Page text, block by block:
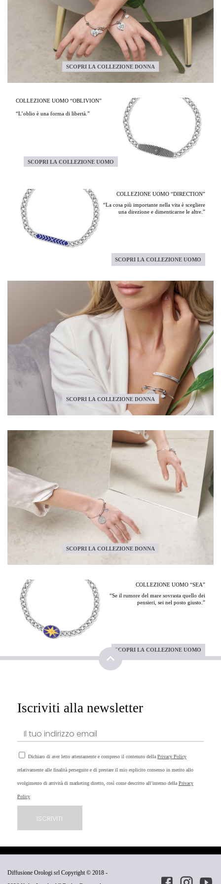
SCOPRI LA COLLEZIONE DONNA
COLLEZIONE UOMO “OBLIVION”
“L’oblio è una forma di libertà.”
SCOPRI LA COLLEZIONE UOMO
COLLEZIONE UOMO “DIRECTION”
“La cosa più importante nella vita è scegliere
una direzione e dimenticarne le altre.”
SCOPRI LA COLLEZIONE UOMO
SCOPRI LA COLLEZIONE DONNA
SCOPRI LA COLLEZIONE DONNA
COLLEZIONE UOMO “SEA”
“Se il rumore del mare sovrasta quello dei
pensieri, sei nel posto giusto.”
SCOPRI LA COLLEZIONE UOMO
Iscriviti alla newsletter
Dichiaro di aver letto attentamente e compreso il contenuto della Privacy Policy
relativamente alle finalità perseguite e di prestare il mio esplicito consenso in merito allo
svolgimento di attività di marketing diretto, così come descritto all’interno della Privacy
Policy
Diffusione Orologi srl Copyright © 2018 -